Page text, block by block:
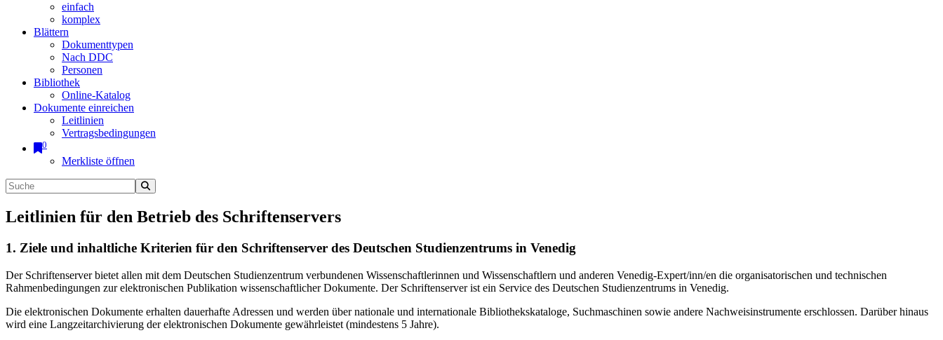
einfach
komplex
Blättern
Dokumenttypen
Nach DDC
Personen
Bibliothek
Online-Katalog
Dokumente einreichen
Leitlinien
Vertragsbedingungen
0
Merkliste öffnen
Leitlinien für den Betrieb des Schriftenservers
1. Ziele und inhaltliche Kriterien für den Schriftenserver des Deutschen Studienzentrums in Venedig
Der Schriftenserver bietet allen mit dem Deutschen Studienzentrum verbundenen Wissenschaftlerinnen und Wissenschaftlern und anderen Venedig-Expert/inn/en die organisatorischen und technischen
Rahmenbedingungen zur elektronischen Publikation wissenschaftlicher Dokumente. Der Schriftenserver ist ein Service des Deutschen Studienzentrums in Venedig.
Die elektronischen Dokumente erhalten dauerhafte Adressen und werden über nationale und internationale Bibliothekskataloge, Suchmaschinen sowie andere Nachweisinstrumente erschlossen. Darüber hinaus
wird eine Langzeitarchivierung der elektronischen Dokumente gewährleistet (mindestens 5 Jahre).